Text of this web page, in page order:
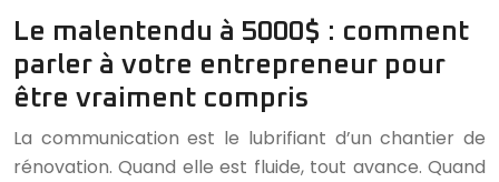
Le malentendu à 5000$ : comment
parler à votre entrepreneur pour
être vraiment compris
La communication est le lubrifiant d’un chantier de
rénovation. Quand elle est fluide, tout avance. Quand